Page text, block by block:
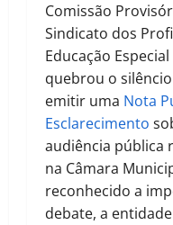
Comissão
Sindicato dos
Educação
quebrou o
emitir uma Nota
Esclarecimento
audiência pública
na Câmara
reconhecido a
debate, a